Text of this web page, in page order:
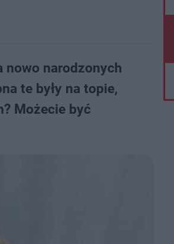
nowo narodzonych
te były na topie,
Możecie być